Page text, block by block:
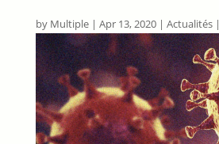
by Multiple| Apr 13, 2020| Actualités|